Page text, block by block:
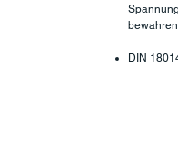
bewahren
DIN